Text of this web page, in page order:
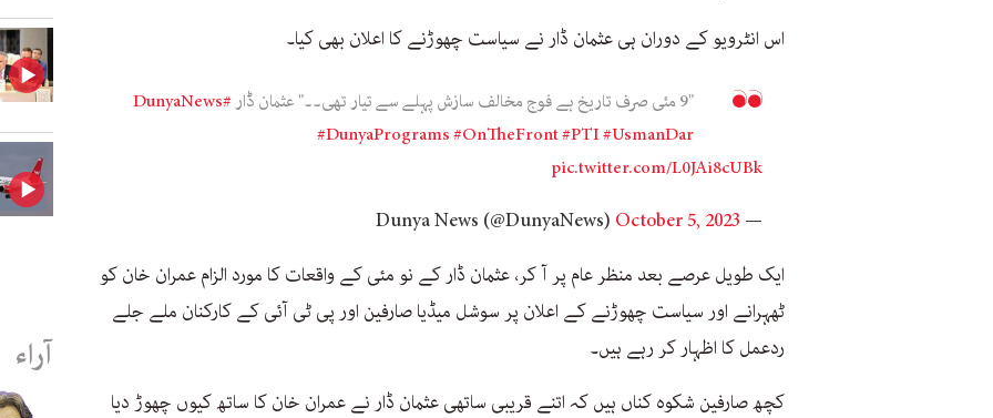
اس انٹرویو کے دوران ہی عثمان ڈار نے سیاست چھوڑنے کا اعلان بھی کیا۔
"9 مئی صرف تاریخ ہے فوج مخالف سازش پہلے سے تیار تھی۔۔" عثمان ڈار
#DunyaNews
#DunyaPrograms#OnTheFront#PTI#UsmanDar
pic.twitter.com/L0JAi8cUBk
— Dunya News (@DunyaNews)
October 5, 2023
ایک طویل عرصے بعد منظر عام پر آ کر، عثمان ڈار کے نو مئی کے واقعات کا مورد الزام عمران خان کو
ٹھہرانے اور سیاست چھوڑنے کے اعلان پر سوشل میڈیا صارفین اور پی ٹی آئی کے کارکنان ملے جلے
ردعمل کا اظہار کر رہے ہیں۔
کچھ صارفین شکوہ کناں ہیں کہ اتنے قریبی ساتھی عثمان ڈار نے عمران خان کا ساتھ کیوں چھوڑ دیا
آراء